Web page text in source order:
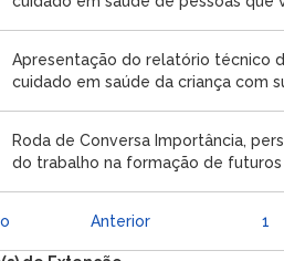
Apresentação do relatório técnico
cuidado em saúde da criança com
Roda de Conversa Importância,
do trabalho na formação de futuros
Anterior 1